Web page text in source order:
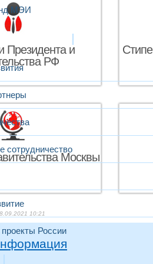
МЭИ
сотрудничество
России
Президента и
РФ
Москвы
10:21